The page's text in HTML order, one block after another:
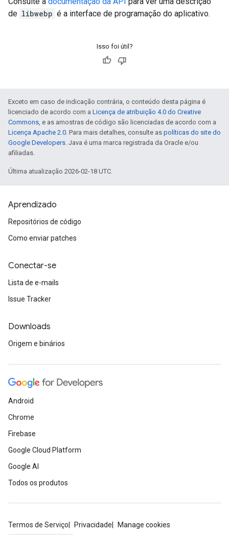
de libwebp é a interface de programação do aplicativo.
Isso foi útil?
Exceto em caso de indicação contrária, o conteúdo desta página é
licenciado de acordo com a Licença de atribuição 4.0 do Creative
Commons, e as amostras de código são licenciadas de acordo com a
Licença Apache 2.0. Para mais detalhes, consulte as políticas do site do
Google Developers. Java é uma marca registrada da Oracle e/ou
afiliadas.
Última atualização 2026-02-18 UTC.
Aprendizado
Repositórios de código
Como enviar patches
Conectar-se
Lista de e-mails
Issue Tracker
Downloads
Origem e binários
Android
Chrome
Firebase
Google Cloud Platform
Google AI
Todos os produtos
Termos de Serviço Privacidade Manage cookies